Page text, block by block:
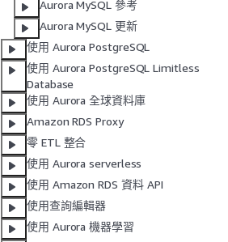
Aurora MySQL 參考
Aurora MySQL 更新
使用 Aurora PostgreSQL
使用 Aurora PostgreSQL Limitless
Database
使用 Aurora 全球資料庫
Amazon RDS Proxy
零 ETL 整合
使用 Aurora serverless
使用 Amazon RDS 資料 API
使用查詢編輯器
使用 Aurora 機器學習